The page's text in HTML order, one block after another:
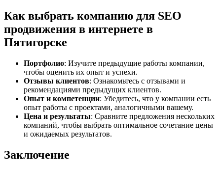
Как выбрать компанию для SEO
продвижения в интернете в
Пятигорске
Портфолио: Изучите предыдущие работы компании,
чтобы оценить их опыт и успехи.
Отзывы клиентов: Ознакомьтесь с отзывами и
рекомендациями предыдущих клиентов.
Опыт и компетенции: Убедитесь, что у компании есть
опыт работы с проектами, аналогичными вашему.
Цена и результаты: Сравните предложения нескольких
компаний, чтобы выбрать оптимальное сочетание цены
и ожидаемых результатов.
Заключение